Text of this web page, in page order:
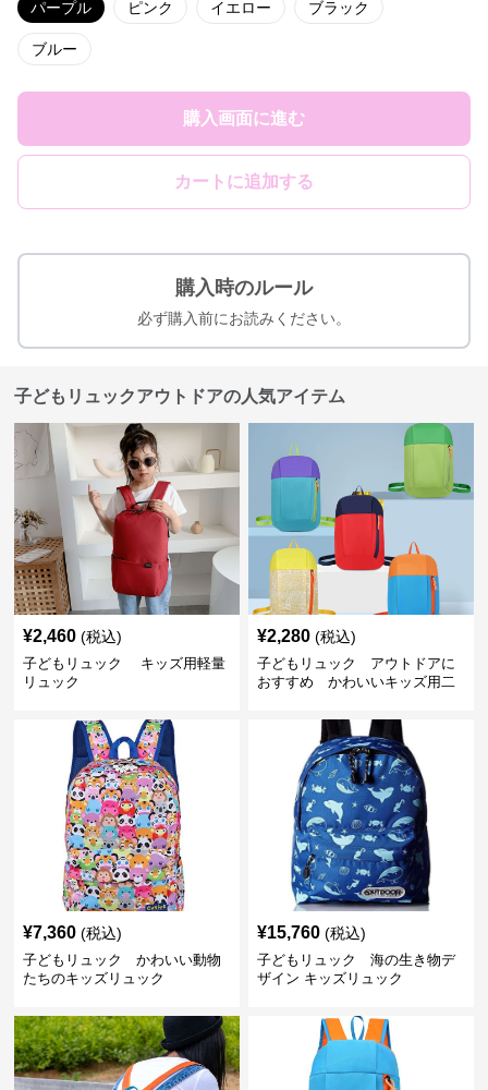
パープル ピンク イエロー ブラック
ブルー
購入画面に進む
カートに追加する
購入時のルール
必ず購入前にお読みください。
子どもリュックアウトドアの人気アイテム
¥2,460 (税込)
子どもリュック キッズ用軽量
リュック
¥2,280 (税込)
子どもリュック アウトドアに
おすすめ かわいいキッズ用二
¥7,360 (税込)
子どもリュック かわいい動物
たちのキッズリュック
¥15,760 (税込)
子どもリュック 海の生き物デ
ザイン キッズリュック